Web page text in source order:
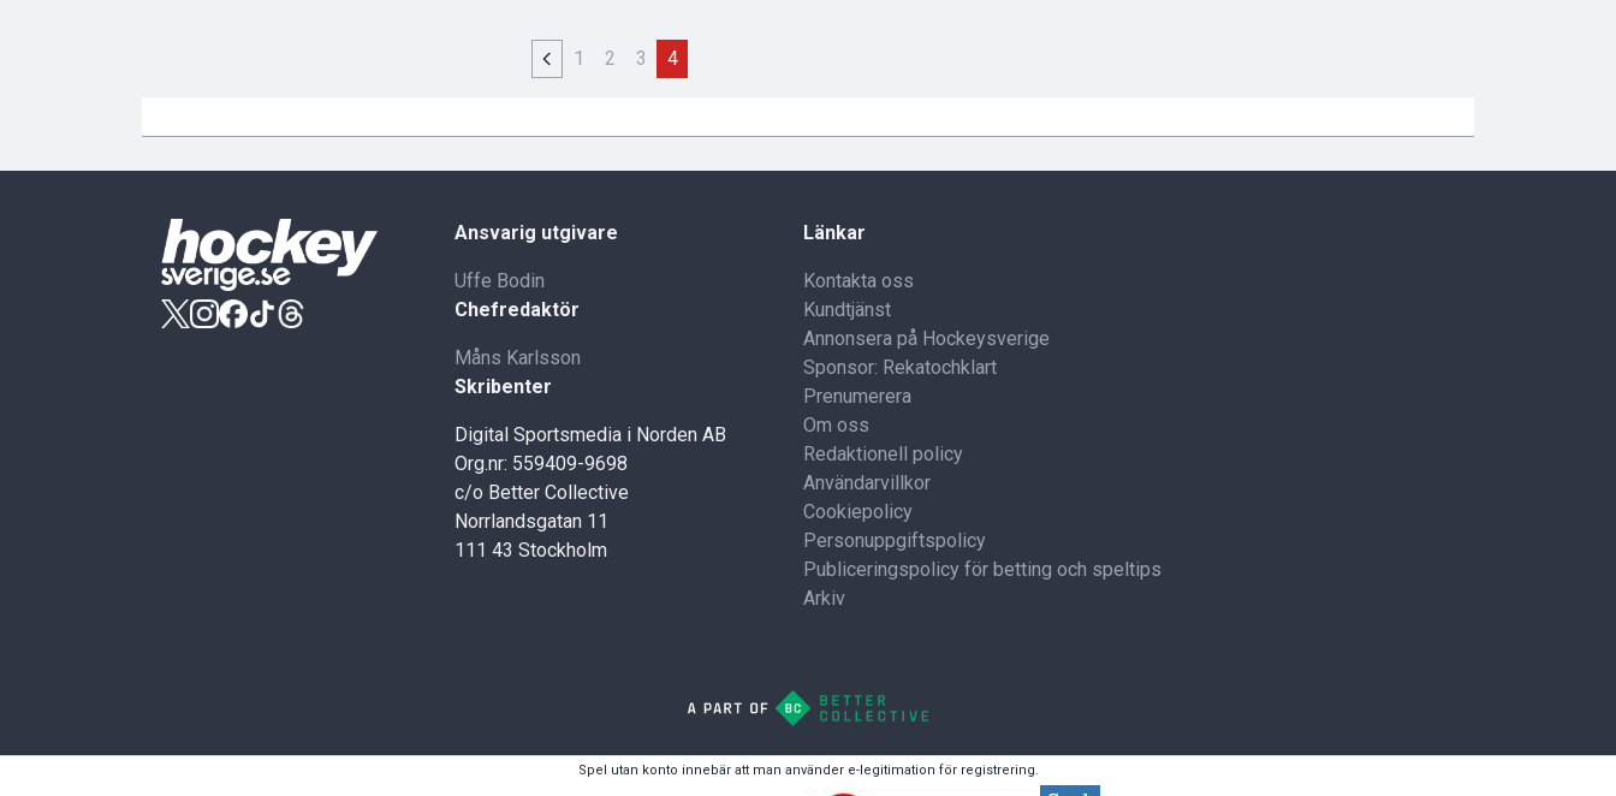
1 2 3 4
Ansvarig utgivare
Uffe Bodin
Chefredaktör
Måns Karlsson
Skribenter
Digital Sportsmedia i Norden AB
Org.nr: 559409-9698
c/o Better Collective
Norrlandsgatan 11
111 43 Stockholm
Länkar
Kontakta oss
Kundtjänst
Annonsera på Hockeysverige
Sponsor: Rekatochklart
Prenumerera
Om oss
Redaktionell policy
Användarvillkor
Cookiepolicy
Personuppgiftspolicy
Publiceringspolicy för betting och speltips
Arkiv
Spel utan konto innebär att man använder e-legitimation för registrering.